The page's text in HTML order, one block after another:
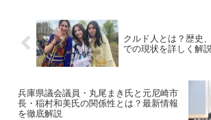
クルド人とは？歴史
での現状を詳しく解説
兵庫県議会議員・丸尾まき氏と元尼崎市
長・稲村和美氏の関係性とは？最新情報
を徹底解説